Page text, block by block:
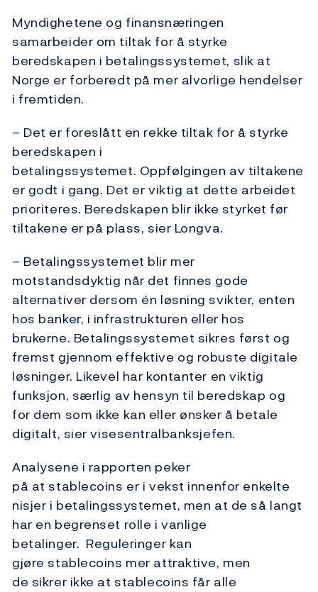
Myndighetene og finansnæringen
samarbeider om tiltak for å styrke
beredskapen i betalingssystemet, slik at
Norge er forberedt på mer alvorlige hendelser
i fremtiden.
– Det er foreslått en rekke tiltak for å styrke
beredskapen i
betalingssystemet. Oppfølgingen av tiltakene
er godt i gang. Det er viktig at dette arbeidet
prioriteres. Beredskapen blir ikke styrket før
tiltakene er på plass, sier Longva.
– Betalingssystemet blir mer
motstandsdyktig når det finnes gode
alternativer dersom én løsning svikter, enten
hos banker, i infrastrukturen eller hos
brukerne. Betalingssystemet sikres først og
fremst gjennom effektive og robuste digitale
løsninger. Likevel har kontanter en viktig
funksjon, særlig av hensyn til beredskap og
for dem som ikke kan eller ønsker å betale
digitalt, sier visesentralbanksjefen.
Analysene i rapporten peker
på at stablecoins er i vekst innenfor enkelte
nisjer i betalingssystemet, men at de så langt
har en begrenset rolle i vanlige
betalinger. Reguleringer kan
gjøre stablecoins mer attraktive, men
de sikrer ikke at stablecoins får alle